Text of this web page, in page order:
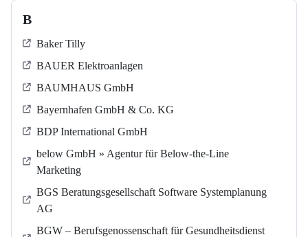
B
Baker Tilly
BAUER Elektroanlagen
BAUMHAUS GmbH
Bayernhafen GmbH & Co. KG
BDP International GmbH
below GmbH » Agentur für Below-the-Line
Marketing
BGS Beratungsgesellschaft Software Systemplanung
AG
BGW – Berufsgenossenschaft für Gesundheitsdienst